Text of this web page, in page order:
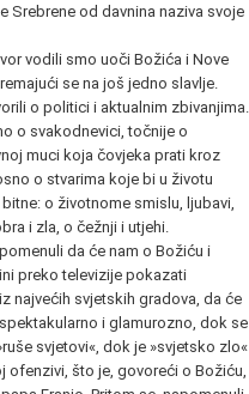
Srebrene od davnina naziva svoje
vodili smo uoči Božića i Nove
se na još jedno slavlje.
o politici i aktualnim zbivanjima.
o svakodnevici, točnije o
muci koja čovjeka prati kroz
o stvarima koje bi u životu
o životnome smislu, ljubavi,
i zla, o čežnji i utjehi.
da će nam o Božiću i
preko televizije pokazati
najvećih svjetskih gradova, da će
i glamurozno, dok se
svjetovi«, dok je »svjetsko zlo«
ofenzivi, što je, govoreći o Božiću,